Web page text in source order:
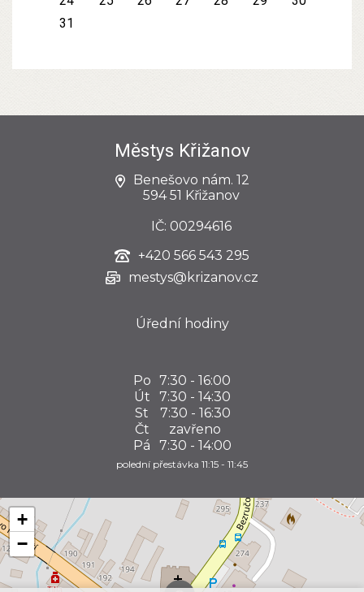
31
Městys Křižanov
Benešovo nám. 12
594 51 Křižanov
IČ: 00294616
+420 566 543 295
mestys@krizanov.cz
Úřední hodiny
Po 7:30 - 16:00
Út
7:30 - 14:30
St
7:30 - 16:30
Čt
zavřeno
Pá
7:30 - 14:00
polední přestávka 11:15 - 11:45
+
−